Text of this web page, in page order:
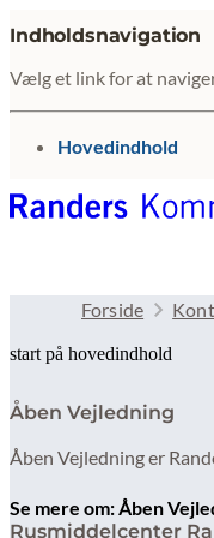
Indholdsnavigation
Vælg et link for at
gå til
Hovedindhold
Forside
start på hovedindhold
Åben Vejledning
Åben Vejledning er
Se mere om: Åben
Rusmiddelcenter